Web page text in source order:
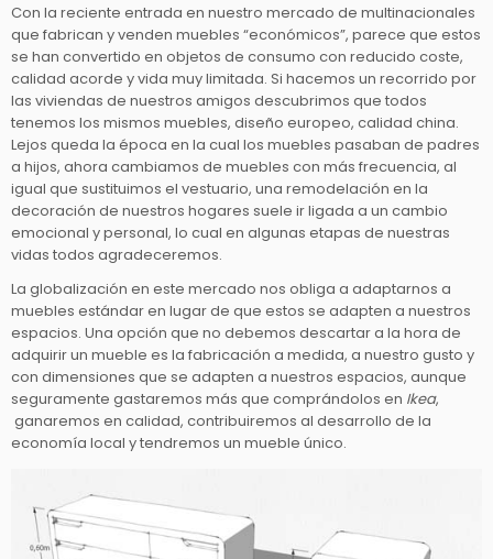
Con la reciente entrada en nuestro mercado de multinacionales
que fabrican y venden muebles “económicos”, parece que estos
se han convertido en objetos de consumo con reducido coste,
calidad acorde y vida muy limitada. Si hacemos un recorrido por
las viviendas de nuestros amigos descubrimos que todos
tenemos los mismos muebles, diseño europeo, calidad china.
Lejos queda la época en la cual los muebles pasaban de padres
a hijos, ahora cambiamos de muebles con más frecuencia, al
igual que sustituimos el vestuario, una remodelación en la
decoración de nuestros hogares suele ir ligada a un cambio
emocional y personal, lo cual en algunas etapas de nuestras
vidas todos agradeceremos.
La globalización en este mercado nos obliga a adaptarnos a
muebles estándar en lugar de que estos se adapten a nuestros
espacios. Una opción que no debemos descartar a la hora de
adquirir un mueble es la fabricación a medida, a nuestro gusto y
con dimensiones que se adapten a nuestros espacios, aunque
seguramente gastaremos más que comprándolos en Ikea,
ganaremos en calidad, contribuiremos al desarrollo de la
economía local y tendremos un mueble único.